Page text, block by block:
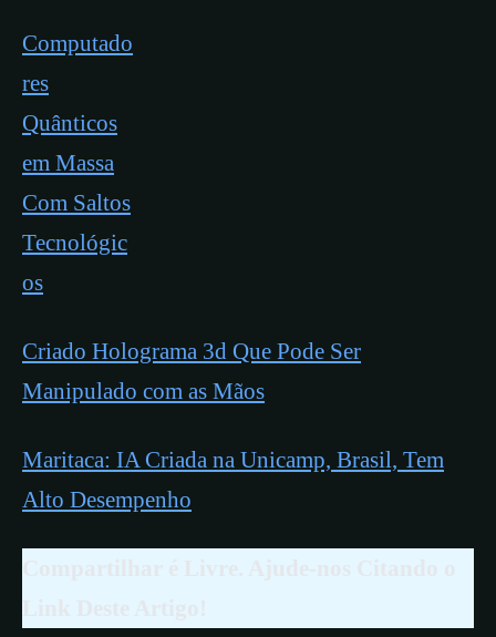
Computado
res
Quânticos
em Massa
Com Saltos
Tecnológic
os
Criado Holograma 3d Que Pode Ser
Manipulado com as Mãos
Maritaca: IA Criada na Unicamp, Brasil, Tem
Alto Desempenho​